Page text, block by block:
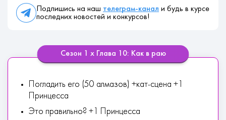
Подпишись на наш телеграм-канал и будь в курсе
последних новостей и конкурсов!
Сезон 1 х Глава 10: Как в раю
Погладить его (50 алмазов) +кат-сцена +1
Принцесса
Это правильно? +1 Принцесса